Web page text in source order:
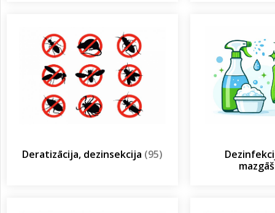
Deratizācija, dezinsekcija (95)